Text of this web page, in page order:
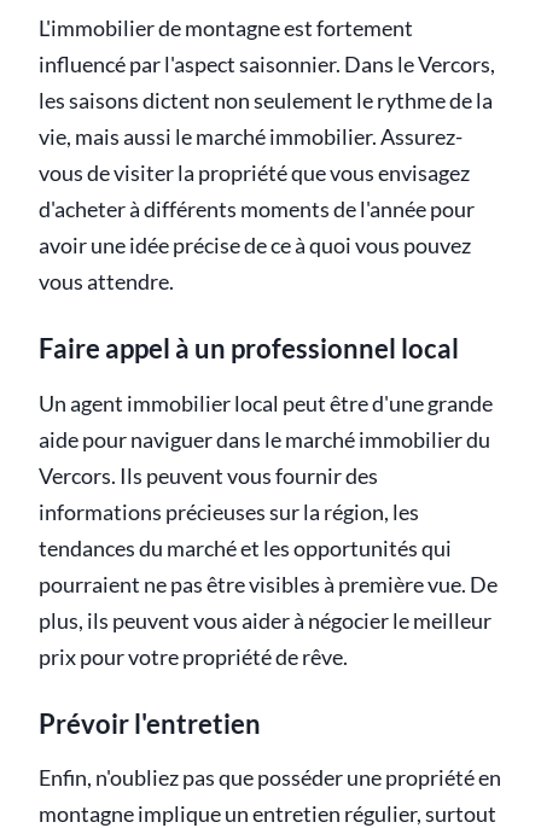
L'immobilier de montagne est fortement
influencé par l'aspect saisonnier. Dans le Vercors,
les saisons dictent non seulement le rythme de la
vie, mais aussi le marché immobilier. Assurez-
vous de visiter la propriété que vous envisagez
d'acheter à différents moments de l'année pour
avoir une idée précise de ce à quoi vous pouvez
vous attendre.
Faire appel à un professionnel local
Un agent immobilier local peut être d'une grande
aide pour naviguer dans le marché immobilier du
Vercors. Ils peuvent vous fournir des
informations précieuses sur la région, les
tendances du marché et les opportunités qui
pourraient ne pas être visibles à première vue. De
plus, ils peuvent vous aider à négocier le meilleur
prix pour votre propriété de rêve.
Prévoir l'entretien
Enfin, n'oubliez pas que posséder une propriété en
montagne implique un entretien régulier, surtout